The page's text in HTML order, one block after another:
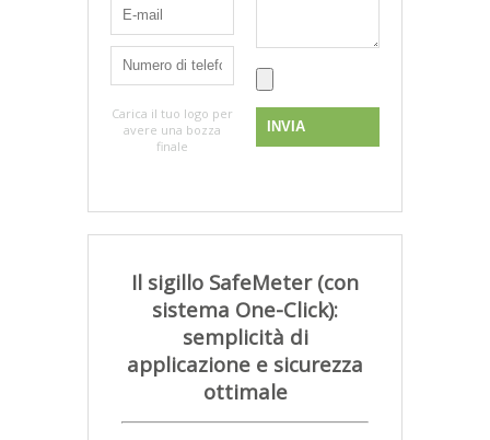
Carica il tuo logo per
avere una bozza
finale
Il sigillo SafeMeter (con
sistema One-Click):
semplicità di
applicazione e sicurezza
ottimale